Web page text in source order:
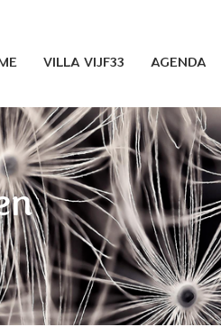
VILLA VIJF33 AGENDA